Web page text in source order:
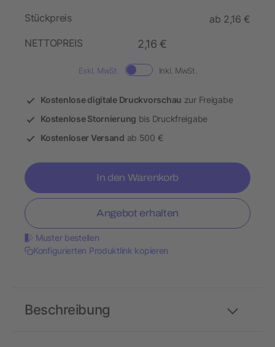
Stückpreis
ab 2,16 €
NETTOPREIS
2,16 €
Exkl. MwSt. Inkl. MwSt.
Kostenlose digitale Druckvorschau zur Freigabe
Kostenlose Stornierung bis Druckfreigabe
Kostenloser Versand ab 500 €
In den Warenkorb
Angebot erhalten
Muster bestellen
Konfigurierten Produktlink kopieren
Beschreibung